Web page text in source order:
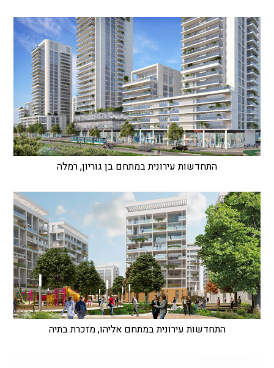
התחדשות עירונית במתחם בן גוריון, רמלה
התחדשות עירונית במתחם אליהו, מזכרת בתיה